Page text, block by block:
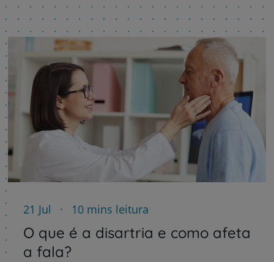
21 Jul 10 mins leitura
O que é a disartria e como afeta
a fala?